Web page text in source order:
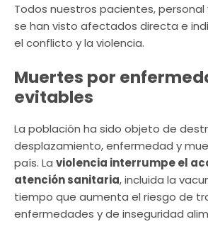
Todos nuestros pacientes,
se han visto afectados directa e
el conflicto y la violencia.
Muertes por
evitables
La población ha sido objeto de
desplazamiento, enfermedad y
país. La violencia interrumpe el
atención sanitaria, incluida la
tiempo que aumenta el riesgo de
enfermedades y de inseguridad